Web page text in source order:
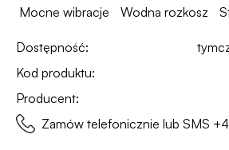
Mocne wibracje Wodna rozkosz
Dostępność:
Kod produktu:
Producent:
Zamów telefonicznie lub SMS